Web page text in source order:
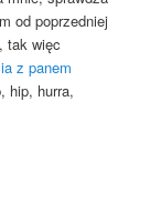
od poprzedniej
tak więc
z panem
hip, hurra,